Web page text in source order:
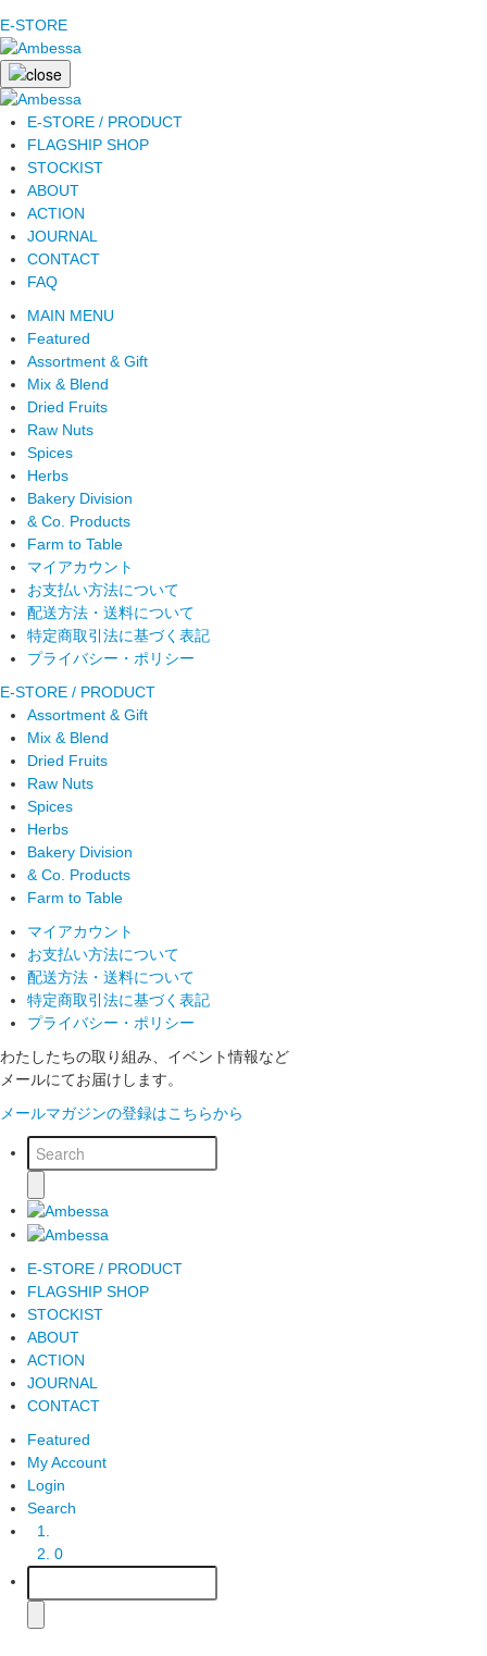
E-STORE
E-STORE / PRODUCT
FLAGSHIP SHOP
STOCKIST
ABOUT
ACTION
JOURNAL
CONTACT
FAQ
MAIN MENU
Featured
Assortment & Gift
Mix & Blend
Dried Fruits
Raw Nuts
Spices
Herbs
Bakery Division
& Co. Products
Farm to Table
マイアカウント
お支払い方法について
配送方法・送料について
特定商取引法に基づく表記
プライバシー・ポリシー
E-STORE / PRODUCT
Assortment & Gift
Mix & Blend
Dried Fruits
Raw Nuts
Spices
Herbs
Bakery Division
& Co. Products
Farm to Table
マイアカウント
お支払い方法について
配送方法・送料について
特定商取引法に基づく表記
プライバシー・ポリシー
わたしたちの取り組み、イベント情報など
メールにてお届けします。
メールマガジンの登録はこちらから
E-STORE / PRODUCT
FLAGSHIP SHOP
STOCKIST
ABOUT
ACTION
JOURNAL
CONTACT
Featured
My Account
Login
Search
0